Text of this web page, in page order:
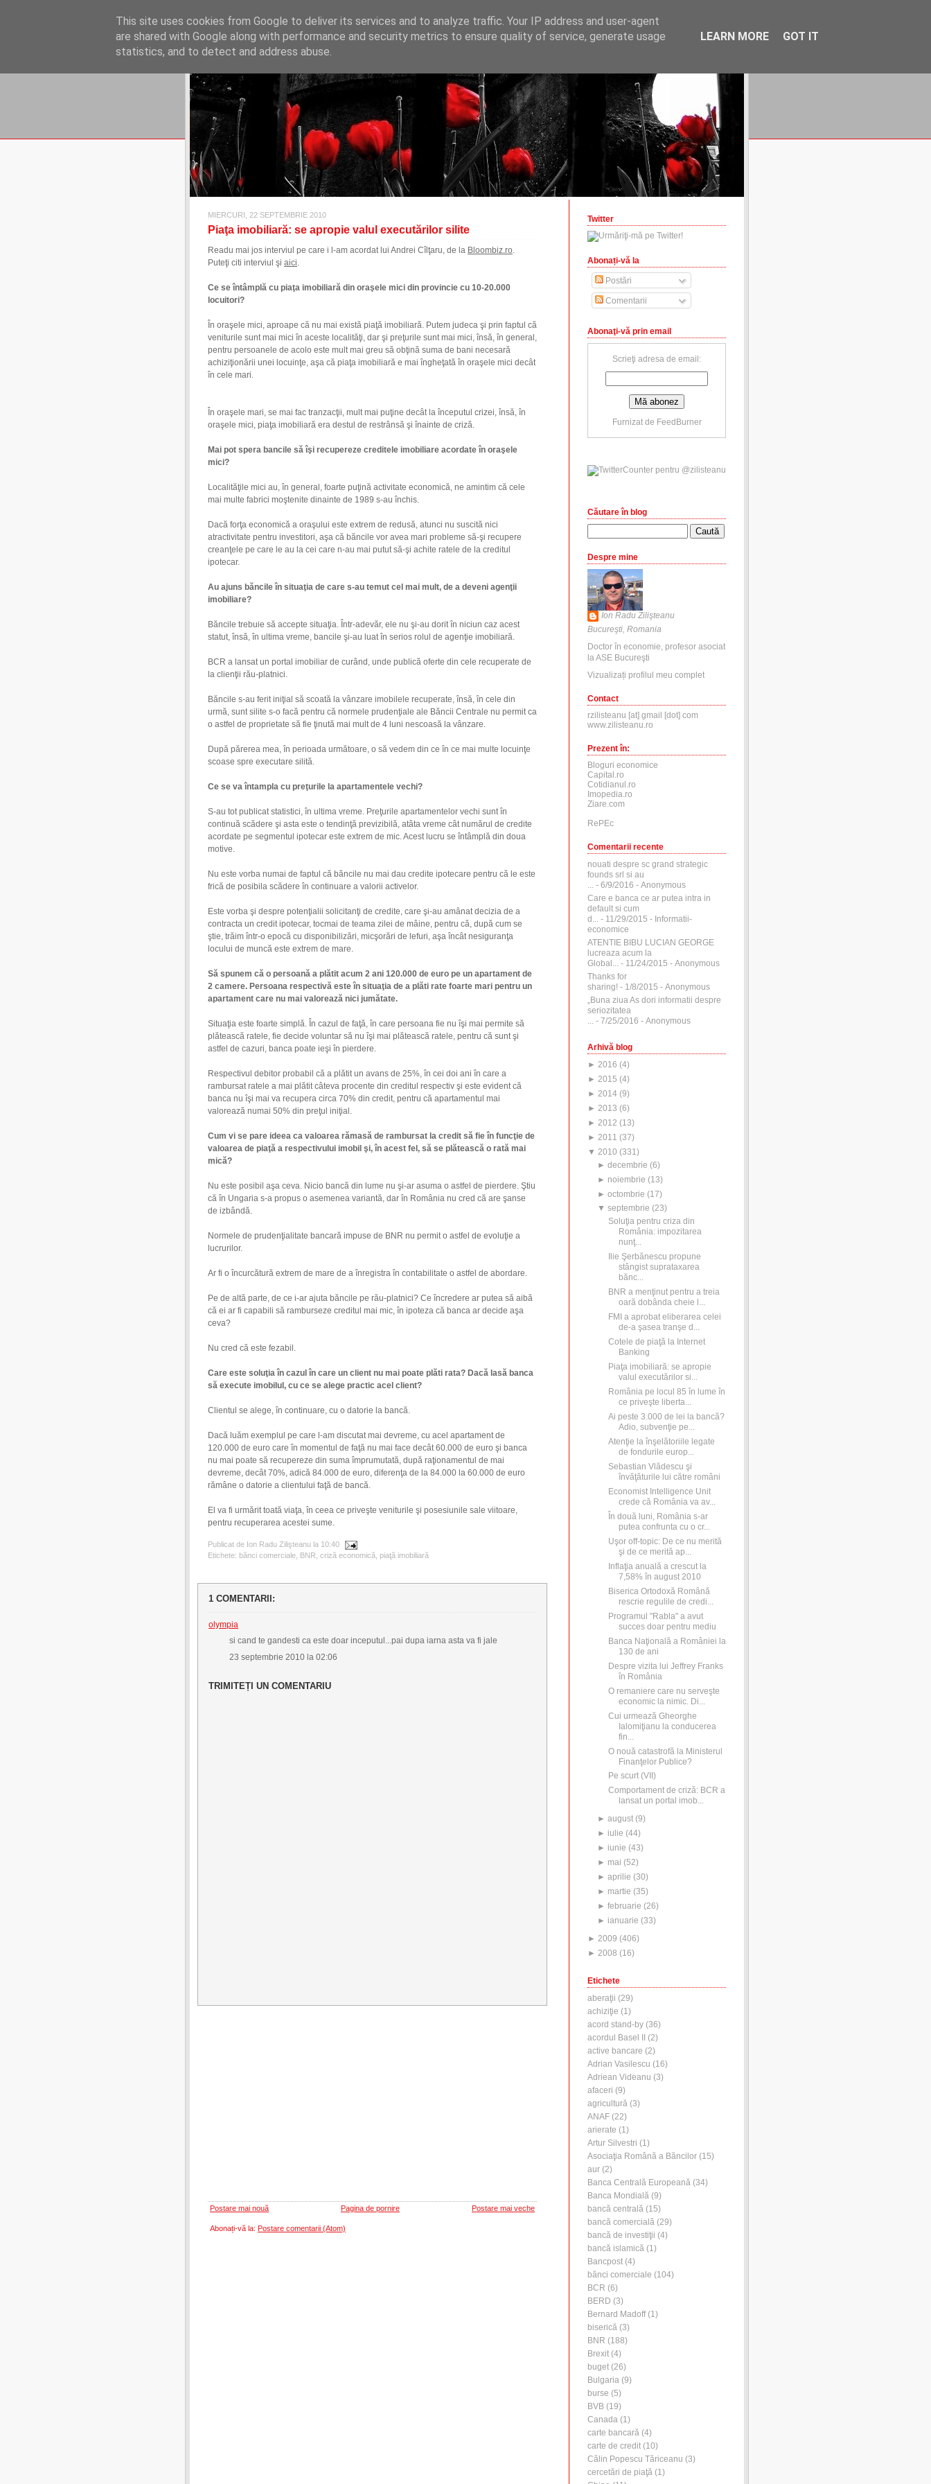
REFLECŢII ECONOMICE
blog de reflecţii, informaţii şi opinii economice
MIERCURI, 22 SEPTEMBRIE 2010
Piaţa imobiliară: se apropie valul executărilor silite
Readu mai jos interviul pe care i l-am acordat lui Andrei Cîlţaru, de la Bloombiz.ro.
Puteţi citi interviul şi aici.
Ce se întâmplă cu piaţa imobiliară din oraşele mici din provincie cu 10-20.000
locuitori?
În oraşele mici, aproape că nu mai există piaţă imobiliară. Putem judeca şi prin faptul că
veniturile sunt mai mici în aceste localităţi, dar şi preţurile sunt mai mici, însă, în general,
pentru persoanele de acolo este mult mai greu să obţină suma de bani necesară
achiziţionării unei locuinţe, aşa că piaţa imobiliară e mai îngheţată în oraşele mici decât
în cele mari.
În oraşele mari, se mai fac tranzacţii, mult mai puţine decât la începutul crizei, însă, în
oraşele mici, piaţa imobiliară era destul de restrânsă şi înainte de criză.
Mai pot spera bancile să îşi recupereze creditele imobiliare acordate în oraşele
mici?
Localităţile mici au, în general, foarte puţină activitate economică, ne amintim că cele
mai multe fabrici moştenite dinainte de 1989 s-au închis.
Dacă forţa economică a oraşului este extrem de redusă, atunci nu suscită nici
atractivitate pentru investitori, aşa că băncile vor avea mari probleme să-şi recupere
creanţele pe care le au la cei care n-au mai putut să-şi achite ratele de la creditul
ipotecar.
Au ajuns băncile în situaţia de care s-au temut cel mai mult, de a deveni agenţii
imobiliare?
Băncile trebuie să accepte situaţia. Într-adevăr, ele nu şi-au dorit în niciun caz acest
statut, însă, în ultima vreme, bancile şi-au luat în serios rolul de agenţie imobiliară.
BCR a lansat un portal imobiliar de curând, unde publică oferte din cele recuperate de
la clienţii rău-platnici.
Băncile s-au ferit iniţial să scoată la vânzare imobilele recuperate, însă, în cele din
urmă, sunt silite s-o facă pentru că normele prudenţiale ale Băncii Centrale nu permit ca
o astfel de proprietate să fie ţinută mai mult de 4 luni nescoasă la vânzare.
După părerea mea, în perioada următoare, o să vedem din ce în ce mai multe locuinţe
scoase spre executare silită.
Ce se va întampla cu preţurile la apartamentele vechi?
S-au tot publicat statistici, în ultima vreme. Preţurile apartamentelor vechi sunt în
continuă scădere şi asta este o tendinţă previzibilă, atâta vreme cât numărul de credite
acordate pe segmentul ipotecar este extrem de mic. Acest lucru se întâmplă din doua
motive.
Nu este vorba numai de faptul că băncile nu mai dau credite ipotecare pentru că le este
frică de posibila scădere în continuare a valorii activelor.
Este vorba şi despre potenţialii solicitanţi de credite, care şi-au amânat decizia de a
contracta un credit ipotecar, tocmai de teama zilei de mâine, pentru că, după cum se
ştie, trăim într-o epocă cu disponibilizări, micşorări de lefuri, aşa încât nesiguranţa
locului de muncă este extrem de mare.
Să spunem că o persoană a plătit acum 2 ani 120.000 de euro pe un apartament de
2 camere. Persoana respectivă este în situaţia de a plăti rate foarte mari pentru un
apartament care nu mai valorează nici jumătate.
Situaţia este foarte simplă. În cazul de faţă, în care persoana fie nu îşi mai permite să
plătească ratele, fie decide voluntar să nu îşi mai plătească ratele, pentru că sunt şi
astfel de cazuri, banca poate ieşi în pierdere.
Respectivul debitor probabil că a plătit un avans de 25%, în cei doi ani în care a
rambursat ratele a mai plătit câteva procente din creditul respectiv şi este evident că
banca nu îşi mai va recupera circa 70% din credit, pentru că apartamentul mai
valorează numai 50% din preţul iniţial.
Cum vi se pare ideea ca valoarea rămasă de rambursat la credit să fie în funcţie de
valoarea de piaţă a respectivului imobil şi, în acest fel, să se plătească o rată mai
mică?
Nu este posibil aşa ceva. Nicio bancă din lume nu şi-ar asuma o astfel de pierdere. Ştiu
că în Ungaria s-a propus o asemenea variantă, dar în România nu cred că are şanse
de izbândă.
Normele de prudenţialitate bancară impuse de BNR nu permit o astfel de evoluţie a
lucrurilor.
Ar fi o încurcătură extrem de mare de a înregistra în contabilitate o astfel de abordare.
Pe de altă parte, de ce i-ar ajuta băncile pe rău-platnici? Ce încredere ar putea să aibă
că ei ar fi capabili să ramburseze creditul mai mic, în ipoteza că banca ar decide aşa
ceva?
Nu cred că este fezabil.
Care este soluţia în cazul în care un client nu mai poate plăti rata? Dacă lasă banca
să execute imobilul, cu ce se alege practic acel client?
Clientul se alege, în continuare, cu o datorie la bancă.
Dacă luăm exemplul pe care l-am discutat mai devreme, cu acel apartament de
120.000 de euro care în momentul de faţă nu mai face decât 60.000 de euro şi banca
nu mai poate să recupereze din suma împrumutată, după raţionamentul de mai
devreme, decât 70%, adică 84.000 de euro, diferenţa de la 84.000 la 60.000 de euro
rămâne o datorie a clientului faţă de bancă.
El va fi urmărit toată viaţa, în ceea ce priveşte veniturile şi posesiunile sale viitoare,
pentru recuperarea acestei sume.
Publicat de Ion Radu Zilişteanu la 10:40
Etichete: bănci comerciale BNR criză economică piaţă imobiliară
1 COMENTARII:
olympia
si cand te gandesti ca este doar inceputul...pai dupa iarna asta va fi jale
23 septembrie 2010 la 02:06
TRIMITEȚI UN COMENTARIU
Postare mai nouă Postare mai veche
Pagina de pornire
Abonați-vă la: Postare comentarii (Atom)
Twitter
Abonați-vă la
Postări
Comentarii
Abonaţi-vă prin email
Scrieţi adresa de email:
Furnizat de FeedBurner
Căutare în blog
Despre mine
Ion Radu Zilişteanu
Bucureşti, Romania
Doctor în economie, profesor asociat
la ASE Bucureşti
Vizualizați profilul meu complet
Contact
rzilisteanu [at] gmail [dot] com
www.zilisteanu.ro
Prezent în:
Bloguri economice
Capital.ro
Cotidianul.ro
Imopedia.ro
Ziare.com
RePEc
Comentarii recente
nouati despre sc grand strategic
founds srl si au
... - 6/9/2016 - Anonymous
Care e banca ce ar putea intra in
default si cum
d... - 11/29/2015 - Informatii-
economice
ATENTIE BIBU LUCIAN GEORGE
lucreaza acum la
Global... - 11/24/2015 - Anonymous
Thanks for
sharing! - 1/8/2015 - Anonymous
„Buna ziua As dori informatii despre
seriozitatea
... - 7/25/2016 - Anonymous
Arhivă blog
► 2016 (4)
► 2015 (4)
► 2014 (9)
► 2013 (6)
► 2012 (13)
► 2011 (37)
▼ 2010 (331 )
►decembrie (6)
► noiembrie (13)
►octombrie (17)
▼septembrie (23)
Soluţia pentru criza din
România: impozitarea
nunţ...
Ilie Şerbănescu propune
stângist suprataxarea
bănc...
BNR a menţinut pentru a treia
oară dobânda cheie l...
FMI a aprobat eliberarea celei
de-a şasea tranşe d...
Cotele de piaţă la Internet
Banking
Piaţa imobiliară: se apropie
valul executărilor si...
România pe locul 85 în lume în
ce priveşte liberta...
Ai peste 3.000 de lei la bancă?
Adio, subvenţie pe...
Atenţie la înşelătoriile legate
de fondurile europ...
Sebastian Vlădescu şi
învăţăturile lui către români
Economist Intelligence Unit
crede că România va av...
În două luni, România s-ar
putea confrunta cu o cr...
Uşor off-topic: De ce nu merită
şi de ce merită ap...
Inflaţia anuală a crescut la
7,58% în august 2010
Biserica Ortodoxă Română
rescrie regulile de credi...
Programul "Rabla" a avut
succes doar pentru mediu
Banca Naţională a României la
130 de ani
Despre vizita lui Jeffrey Franks
în România
O remaniere care nu serveşte
economic la nimic. Di...
Cui urmează Gheorghe
Ialomiţianu la conducerea
fin...
O nouă catastrofă la Ministerul
Finanţelor Publice?
Pe scurt (VII)
Comportament de criză: BCR a
lansat un portal imob...
►august (9)
► iulie (44)
► iunie (43)
► mai (52)
►aprilie (30)
► martie (35)
►februarie (26)
► ianuarie (33)
► 2009 (406)
► 2008 (16)
Etichete
aberaţii (29)
achiziţie (1)
acord stand-by (36)
acordul Basel II (2)
active bancare (2)
Adrian Vasilescu (16)
Adriean Videanu (3)
afaceri (9)
agricultură (3)
ANAF (22)
arierate (1)
Artur Silvestri (1)
Asociaţia Română a Băncilor (15)
aur (2)
Banca Centrală Europeană (34)
Banca Mondială (9)
bancă centrală (15)
bancă comercială (29)
bancă de investiţii (4)
bancă islamică (1)
Bancpost (4)
bănci comerciale (104)
BCR (6)
BERD (3)
Bernard Madoff(1)
biserică (3)
BNR (188)
Brexit (4)
buget (26)
Bulgaria (9)
burse (5)
BVB (19)
Canada (1)
carte bancară (4)
carte de credit (10)
Călin Popescu Tăriceanu (3)
cercetări de piaţă (1)
This site uses cookies from Google to deliver its services and to analyze traffic. Your IP address and user-agent
are shared with Google along with performance and security metrics to ensure quality of service, generate usage
statistics, and to detect and address abuse.
LEARN MORE GOT IT